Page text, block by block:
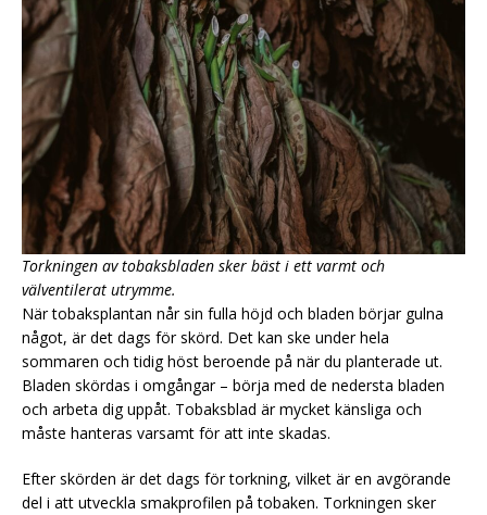
Torkningen av tobaksbladen sker bäst i ett varmt och
välventilerat utrymme.
När tobaksplantan når sin fulla höjd och bladen börjar gulna
något, är det dags för skörd. Det kan ske under hela
sommaren och tidig höst beroende på när du planterade ut.
Bladen skördas i omgångar – börja med de nedersta bladen
och arbeta dig uppåt. Tobaksblad är mycket känsliga och
måste hanteras varsamt för att inte skadas.
Efter skörden är det dags för torkning, vilket är en avgörande
del i att utveckla smakprofilen på tobaken. Torkningen sker